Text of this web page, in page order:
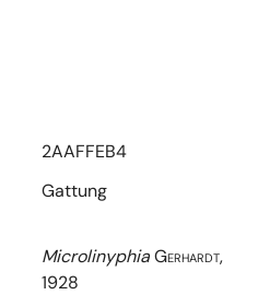
2AAFFEB4
Gattung
MicrolinyphiaGerhardt,
1928